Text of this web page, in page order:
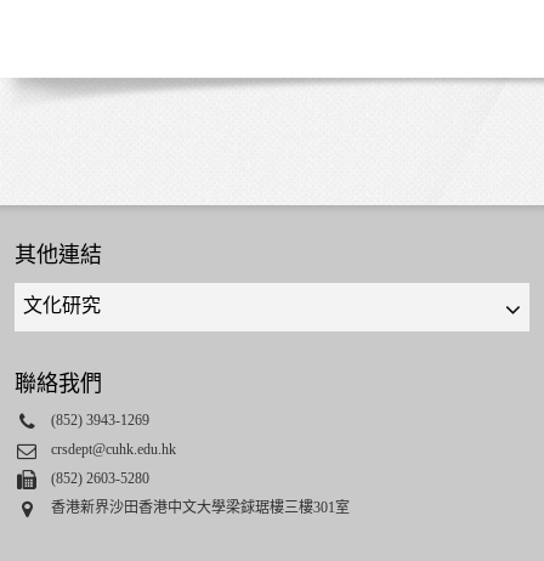
其他連結
Quick
links
select
聯絡我們
Phone
(852) 3943-1269
Email
crsdept@cuhk.edu.hk
Fax(852) 2603-5280
Address
香港新界沙田香港中文大學梁銶琚樓三樓301室